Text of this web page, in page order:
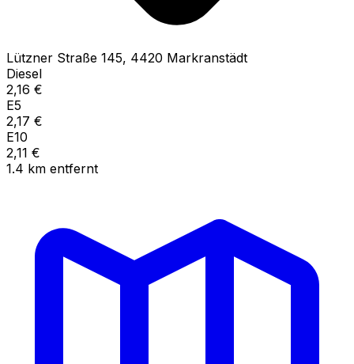
Lützner Straße 145, 4420 Markranstädt
Diesel
2,16 €
E5
2,17 €
E10
2,11 €
1.4 km entfernt